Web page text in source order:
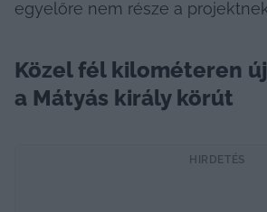
egyelőre nem része a
Közel fél kilométeren
a Mátyás király körút
HIRDETÉS